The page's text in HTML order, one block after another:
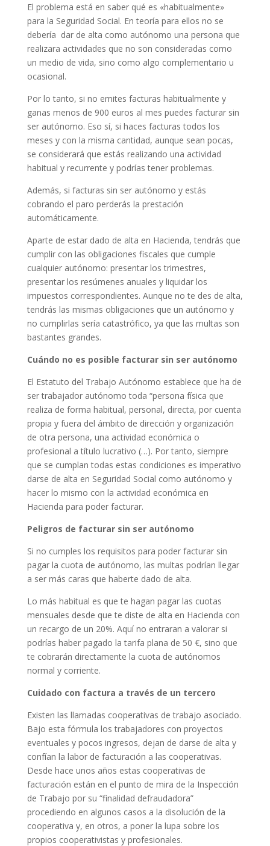
El problema está en saber qué es «habitualmente»
para la Seguridad Social. En teoría para ellos no se
debería dar de alta como autónomo una persona que
realizara actividades que no son consideradas como
un medio de vida, sino como algo complementario u
ocasional.
Por lo tanto, si no emites facturas habitualmente y
ganas menos de 900 euros al mes puedes facturar sin
ser autónomo. Eso sí, si haces facturas todos los
meses y con la misma cantidad, aunque sean pocas,
se considerará que estás realizando una actividad
habitual y recurrente y podrías tener problemas.
Además, si facturas sin ser autónomo y estás
cobrando el paro perderás la prestación
automáticamente.
Aparte de estar dado de alta en Hacienda, tendrás que
cumplir con las obligaciones fiscales que cumple
cualquier autónomo: presentar los trimestres,
presentar los resúmenes anuales y liquidar los
impuestos correspondientes. Aunque no te des de alta,
tendrás las mismas obligaciones que un autónomo y
no cumplirlas sería catastrófico, ya que las multas son
bastantes grandes.
Cuándo no es posible facturar sin ser autónomo
El Estatuto del Trabajo Autónomo establece que ha de
ser trabajador autónomo toda “persona física que
realiza de forma habitual, personal, directa, por cuenta
propia y fuera del ámbito de dirección y organización
de otra persona, una actividad económica o
profesional a título lucrativo (…). Por tanto, siempre
que se cumplan todas estas condiciones es imperativo
darse de alta en Seguridad Social como autónomo y
hacer lo mismo con la actividad económica en
Hacienda para poder facturar.
Peligros de facturar sin ser autónomo
Si no cumples los requisitos para poder facturar sin
pagar la cuota de autónomo, las multas podrían llegar
a ser más caras que haberte dado de alta.
Lo más habitual es que te hagan pagar las cuotas
mensuales desde que te diste de alta en Hacienda con
un recargo de un 20%. Aquí no entraran a valorar si
podrías haber pagado la tarifa plana de 50 €, sino que
te cobrarán directamente la cuota de autónomos
normal y corriente.
Cuidado con factura a través de un tercero
Existen las llamadas cooperativas de trabajo asociado.
Bajo esta fórmula los trabajadores con proyectos
eventuales y pocos ingresos, dejan de darse de alta y
confían la labor de facturación a las cooperativas.
Desde hace unos años estas cooperativas de
facturación están en el punto de mira de la Inspección
de Trabajo por su “finalidad defraudadora”
procediendo en algunos casos a la disolución de la
cooperativa y, en otros, a poner la lupa sobre los
propios cooperativistas y profesionales.